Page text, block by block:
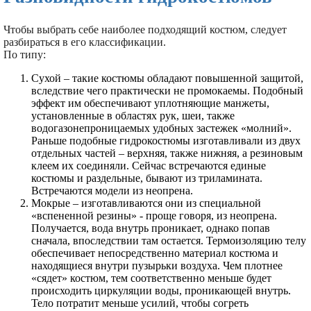
Чтобы выбрать себе наиболее подходящий костюм, следует
разбираться в его классификации.
По типу:
Сухой – такие костюмы обладают повышенной защитой,
вследствие чего практически не промокаемы. Подобный
эффект им обеспечивают уплотняющие манжеты,
установленные в областях рук, шеи, также
водогазонепроницаемых удобных застежек «молний».
Раньше подобные гидрокостюмы изготавливали из двух
отдельных частей – верхняя, также нижняя, а резиновым
клеем их соединяли. Сейчас встречаются единые
костюмы и раздельные, бывают из триламината.
Встречаются модели из неопрена.
Мокрые – изготавливаются они из специальной
«вспененной резины» - проще говоря, из неопрена.
Получается, вода внутрь проникает, однако попав
сначала, впоследствии там остается. Термоизоляцию телу
обеспечивает непосредственно материал костюма и
находящиеся внутри пузырьки воздуха. Чем плотнее
«сядет» костюм, тем соответственно меньше будет
происходить циркуляции воды, проникающей внутрь.
Тело потратит меньше усилий, чтобы согреть